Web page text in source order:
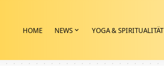
HOME NEWS YOGA & SPIRITUALITÄT